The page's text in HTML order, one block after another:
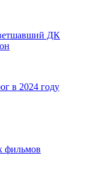
ДК
в 2024 году
фильмов